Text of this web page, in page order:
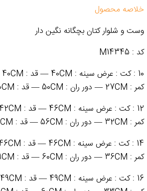
خلاصه محصول
وست و شلوار کتان بچگانه نگین دار
کد : M14345
کمر : 27CM — دور ران : 50CM — قد : 70CM
کمر : 32CM — دور ران : 56CM — قد : 75CM
کمر : 36CM — دور ران : 60CM — قد : 79CM